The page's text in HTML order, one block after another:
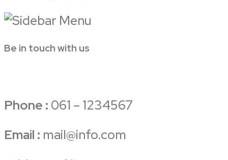
Be in touch with us
Phone : 061 – 1234567
Email : mail@info.com